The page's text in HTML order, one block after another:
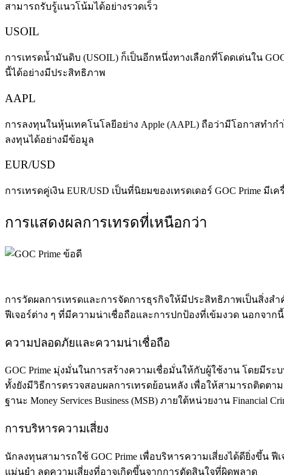
สามารถรับรู้แนวโน้มได้อย่างรวดเร็ว
USOIL
การเทรดน้ำมันดิบ (USOIL) ก็เป็นอีกหนึ่งทางเลือกที่โดดเด่นใน
นี้ได้อย่างมีประสิทธิภาพ
AAPL
การลงทุนในหุ้นเทคโนโลยีอย่าง Apple (AAPL) ถือว่ามีโอกาสทำ
ลงทุนได้อย่างมีข้อมูล
EUR/USD
การเทรดคู่เงิน EUR/USD เป็นที่นิยมของเทรดเดอร์ GOC Prime
การแสดงผลการเทรดที่เหนือกว่า
การวัดผลการเทรดและการจัดการธุรกิจให้มีประสิทธิภาพเป็นสิ่ง
ฟีเจอร์ต่าง ๆ ที่มีความน่าเชื่อถือและการปกป้องที่เข้มงวด นอกจา
ความปลอดภัยและความน่าเชื่อถือ
GOC Prime มุ่งมั่นในการสร้างความเชื่อมั่นให้กับผู้ใช้งาน โดยมี
ทั้งยังมีวิธีการตรวจสอบผลการเทรดย้อนหลัง เพื่อให้สามารถติดตามส
ฐานะ Money Services Business (MSB) ภายใต้หน่วยงาน Financial
การบริหารความเสี่ยง
นักลงทุนสามารถใช้ GOC Prime เพื่อบริหารความเสี่ยงได้ดียิ่งขึ้น
แม่นยำ ลดความเสี่ยงที่อาจเกิดขึ้นจากการตัดสินใจที่ผิดพลาด